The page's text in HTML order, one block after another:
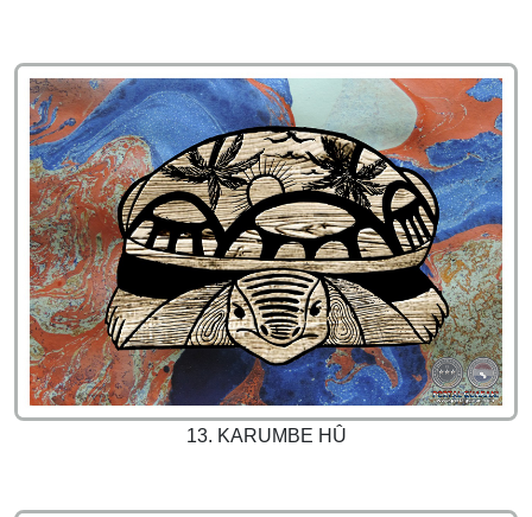
13. KARUMBE HÛ